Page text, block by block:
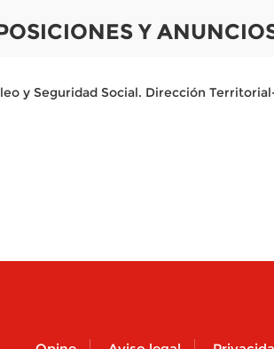
Y
y Seguridad Social. Dirección